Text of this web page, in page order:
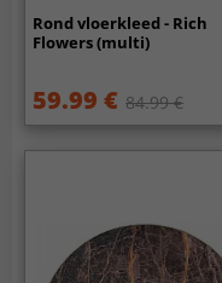
Rond vloerkleed - Rich
Flowers (multi)
59.99 € 84.99 €